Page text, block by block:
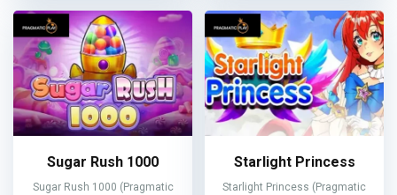
Sugar Rush 1000
Sugar Rush 1000 (Pragmatic
Starlight Princess
Starlight Princess (Pragmatic